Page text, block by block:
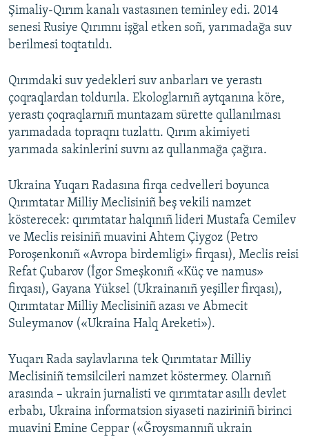
Şimaliy-Qırım kanalı vastasınen teminley edi. 2014
senesi Rusiye Qırımnı işğal etken soñ, yarımadağa suv
berilmesi toqtatıldı.
Qırımdaki suv yedekleri suv anbarları ve yerastı
çoqraqlardan toldurıla. Ekologlarnıñ aytqanına köre,
yerastı çoqraqlarnıñ muntazam sürette qullanılması
yarımadada topraqnı tuzlattı. Qırım akimiyeti
yarımada sakinlerini suvnı az qullanmağa çağıra.
Ukraina Yuqarı Radasına firqa cedvelleri boyunca
Qırımtatar Milliy Meclisiniñ beş vekili namzet
kösterecek: qırımtatar halqınıñ lideri Mustafa Cemilev
ve Meclis reisiniñ muavini Ahtem Çiygoz (Petro
Poroşenkonıñ «Avropa birdemligi» firqası), Meclis reisi
Refat Çubarov (İgor Smeşkonıñ «Küç ve namus»
firqası), Gayana Yüksel (Ukrainanıñ yeşiller firqası),
Qırımtatar Milliy Meclisiniñ azası ve Abmecit
Suleymanov («Ukraina Halq Areketi»).
Yuqarı Rada saylavlarına tek Qırımtatar Milliy
Meclisiniñ temsilcileri namzet köstermey. Olarnıñ
arasında – ukrain jurnalisti ve qırımtatar asıllı devlet
erbabı, Ukraina informatsion siyaseti naziriniñ birinci
muavini Emine Ceppar («Ğroysmannıñ ukrain